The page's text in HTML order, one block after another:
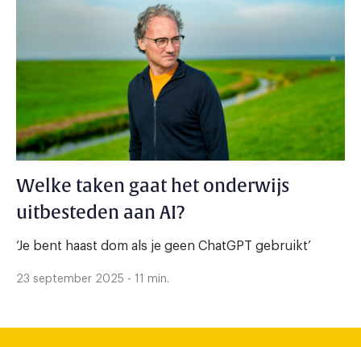
Welke taken gaat het onderwijs
uitbesteden aan AI?
‘Je bent haast dom als je geen ChatGPT gebruikt’
23 september 2025 - 11 min.